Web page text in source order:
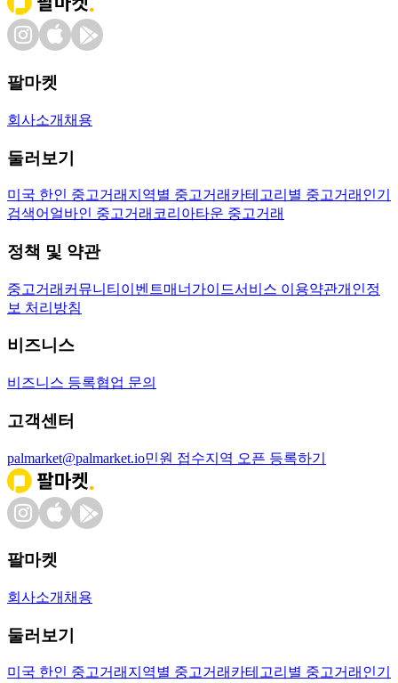
팔마켓
회사소개 채용
둘러보기
미국 한인 중고거래 지역별 중고거래 카테고리별 중고거래 인기
검색어 얼바인 중고거래 코리아타운 중고거래
정책 및 약관
중고거래 커뮤니티 이벤트매너가이드서비스 이용약관개인정
보 처리방침
비즈니스
비즈니스 등록협업 문의
고객센터
palmarket@palmarket.io민원 접수지역 오픈 등록하기
팔마켓
회사소개 채용
둘러보기
미국 한인 중고거래 지역별 중고거래 카테고리별 중고거래 인기